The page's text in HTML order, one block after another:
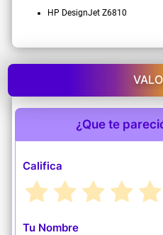
HP DesignJet Z6810
¿Que te
Califica
Tu Nombre